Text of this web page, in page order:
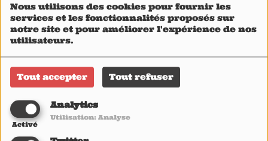
Nous utilisons des cookies pour fournir les
services et les fonctionnalités proposés sur
notre site et pour améliorer l'expérience de nos
utilisateurs.
Tout accepter Tout refuser
Analytics
Activé
Utilisation: Analyse